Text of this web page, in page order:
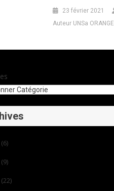
23 février 2021
Auteur UNSa ORANGE
(6)
(9)
(22)